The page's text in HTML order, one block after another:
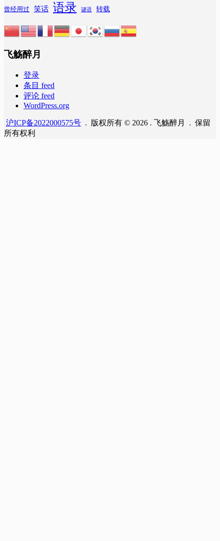
曾经用过 笑话 语录 谜语 转载
飞觞醉月
登录
条目 feed
评论 feed
WordPress.org
沪ICP备2022000575号 . 版权所有 © 2026 . 飞觞醉月 . 保留
所有权利